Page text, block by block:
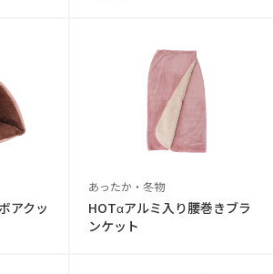
アクッ
あったか・冬物
HOTαアルミ入り腰巻きブラ
ンケット